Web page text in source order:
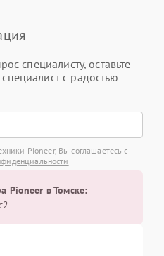
специалисту, оставьте
с радостью
Pioneer, Вы соглашаетесь с
Pioneer в Томске: